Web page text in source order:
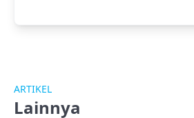
ARTIKEL
Lainnya